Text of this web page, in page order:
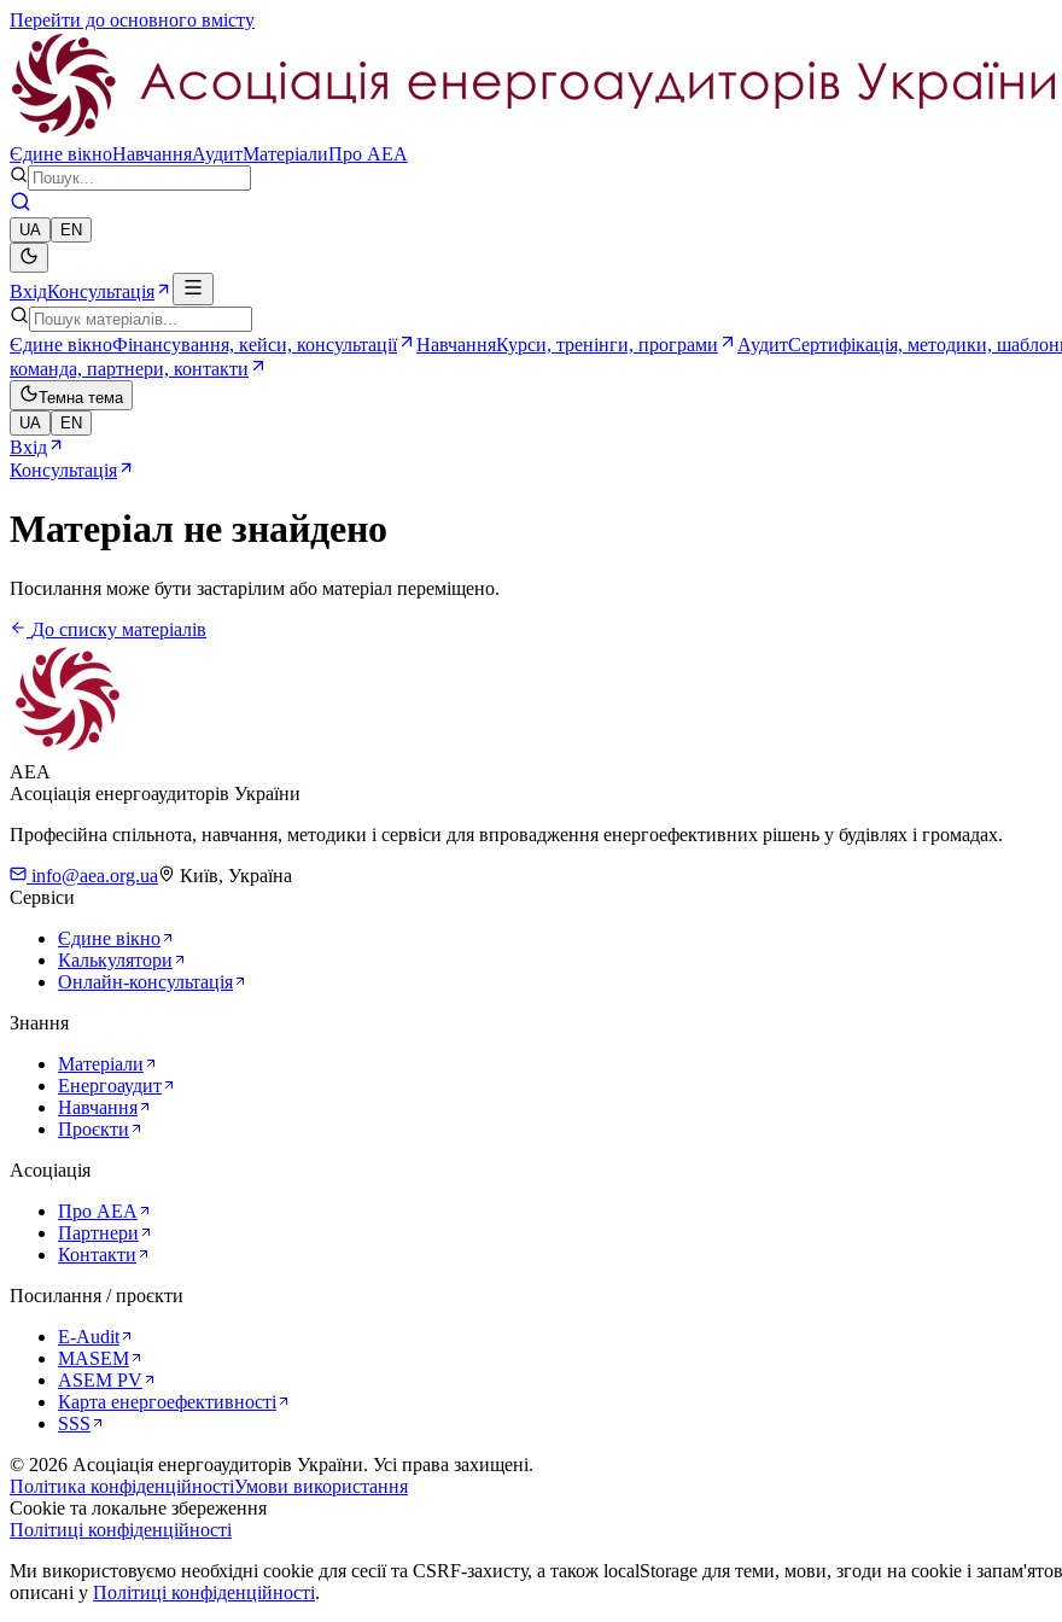
Перейти до основного вмісту
Єдине вікноНавчанняАудитМатеріалиПро AEA
UA EN
ВхідКонсультація
Єдине вікноФінансування, кейси, консультації НавчанняКурси, тренінги, програми АудитСертифікація, методики,
команда, партнери, контакти
Темна тема
UA
EN
Вхід
Консультація
Матеріал не знайдено
Посилання може бути застарілим або матеріал переміщено.
До списку матеріалів
AEA
Асоціація енергоаудиторів України
Професійна спільнота, навчання, методики і сервіси для впровадження енергоефективних рішень у будівлях і громадах.
info@aea.org.ua
Київ, Україна
Сервіси
Єдине вікно
Калькулятори
Онлайн-консультація
Знання
Матеріали
Енергоаудит
Навчання
Проєкти
Асоціація
Про AEA
Партнери
Контакти
Посилання / проєкти
E-Audit
MASEM
ASEM PV
Карта енергоефективності
SSS
© 2026 Асоціація енергоаудиторів України. Усі права захищені.
Політика конфіденційностіУмови використання
Cookie та локальне збереження
Політиці конфіденційності
Ми використовуємо необхідні cookie для сесії та CSRF-захисту, а також localStorage для теми, мови, згоди на cookie і
описані у Політиці конфіденційності.